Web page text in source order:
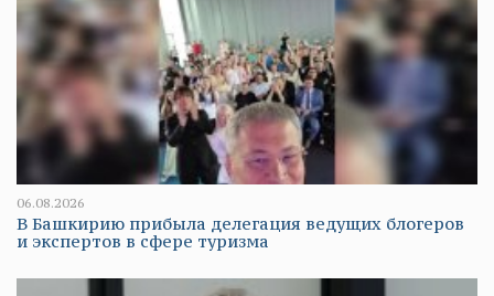
06.08.2026
В Башкирию прибыла делегация ведущих блогеров
и экспертов в сфере туризма